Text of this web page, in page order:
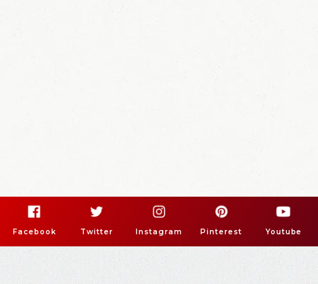
Facebook Twitter Instagram Pinterest Youtube